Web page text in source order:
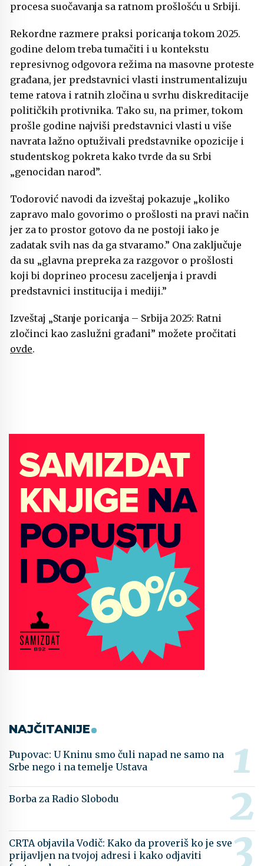
procesa suočavanja sa ratnom prošlošću u Srbiji.
Rekordne razmere praksi poricanja tokom 2025.
godine delom treba tumačiti i u kontekstu
represivnog odgovora režima na masovne proteste
građana, jer predstavnici vlasti instrumentalizuju
teme ratova i ratnih zločina u svrhu diskreditacije
političkih protivnika. Tako su, na primer, tokom
prošle godine najviši predstavnici vlasti u više
navrata lažno optuživali predstavnike opozicije i
studentskog pokreta kako tvrde da su Srbi
„genocidan narod”.
Todorović navodi da izveštaj pokazuje „koliko
zapravo malo govorimo o prošlosti na pravi način
jer za to prostor gotovo da ne postoji iako je
zadatak svih nas da ga stvaramo.” Ona zaključuje
da su „glavna prepreka za razgovor o prošlosti
koji bi doprineo procesu zaceljenja i pravdi
predstavnici institucija i mediji.”
Izveštaj „Stanje poricanja – Srbija 2025: Ratni
zločinci kao zaslužni građani” možete pročitati
ovde.
NAJČITANIJE
Pupovac: U Kninu smo čuli napad ne samo na
Srbe nego i na temelje Ustava
Borba za Radio Slobodu
CRTA objavila Vodič: Kako da proveriš ko je sve
prijavljen na tvojoj adresi i kako odjaviti